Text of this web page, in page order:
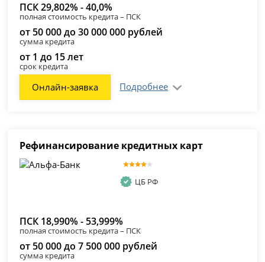
ПСК 29,802% - 40,0%
полная стоимость кредита – ПСК
от 50 000 до 30 000 000 рублей
сумма кредита
от 1 до 15 лет
срок кредита
Онлайн-заявка Подробнее
Рефинансирование кредитных карт
ЦБ РФ
ПСК 18,990% - 53,999%
полная стоимость кредита – ПСК
от 50 000 до 7 500 000 рублей
сумма кредита